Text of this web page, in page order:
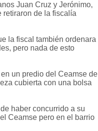
Juan Cruz y Jerónimo,
retiraron de la fiscalía
la fiscal también ordenara
pero nada de esto
un predio del Ceamse de
cubierta con una bolsa
haber concurrido a su
Ceamse pero en el barrio